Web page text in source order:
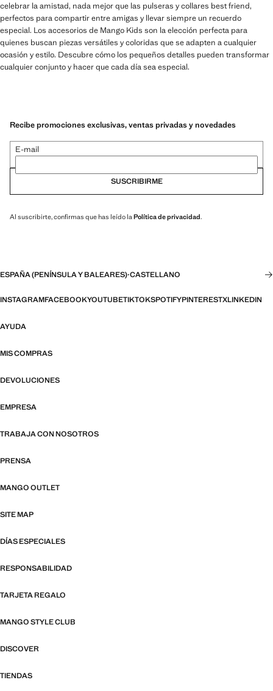
celebrar la amistad, nada mejor que las pulseras y collares best friend,
perfectos para compartir entre amigas y llevar siempre un recuerdo
especial. Los accesorios de Mango Kids son la elección perfecta para
quienes buscan piezas versátiles y coloridas que se adapten a cualquier
ocasión y estilo. Descubre cómo los pequeños detalles pueden transformar
cualquier conjunto y hacer que cada día sea especial.
Recibe promociones exclusivas, ventas privadas y novedades
E-mail
SUSCRIBIRME
Al suscribirte, confirmas que has leído laPolítica de privacidad.
ESPAÑA (PENÍNSULA Y BALEARES)·CASTELLANO
INSTAGRAMFACEBOOKYOUTUBETIKTOKSPOTIFYPINTERESTXLINKEDIN
AYUDA
MIS COMPRAS
DEVOLUCIONES
EMPRESA
TRABAJA CON NOSOTROS
PRENSA
MANGO OUTLET
SITE MAP
DÍAS ESPECIALES
RESPONSABILIDAD
TARJETA REGALO
MANGO STYLE CLUB
DISCOVER
TIENDAS